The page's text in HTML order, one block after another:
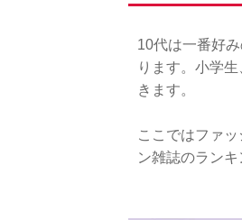
10代は一番好
ります。小学
きます。
ここではファ
ン雑誌のランキ